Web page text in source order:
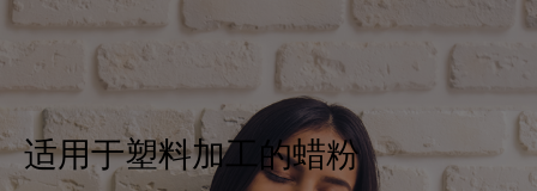
适用于塑料加工的蜡粉